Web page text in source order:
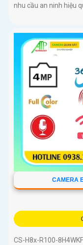
nhu cầu an ninh hiệu
CAMERA
CS-H8x-R100-